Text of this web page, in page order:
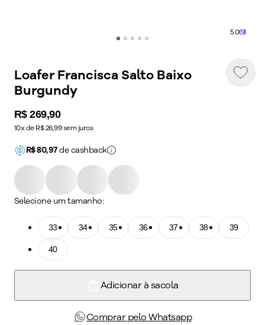
5.0(9)
Loafer Francisca Salto Baixo
Burgundy
Price:
R$ 269,90
10x de R$ 26,99 sem juros
R$80,97de cashback
Selecione um tamanho:
Tamanho: 33
33 Tamanho: 34
34 Tamanho: 35
35 Tamanho: 36
36 Tamanho: 37
37 Tamanho: 38
38 Tamanho: 39
39
Tamanho: 40
40
Adicionar à sacola
Comprar pelo Whatsapp